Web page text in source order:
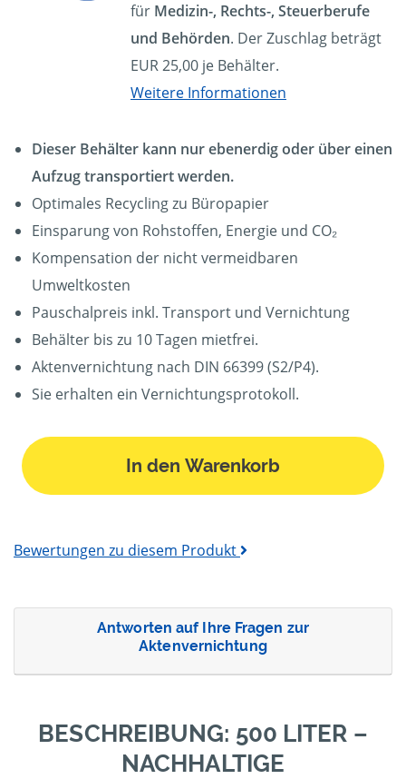
für Medizin-, Rechts-, Steuerberufe
und Behörden. Der Zuschlag beträgt
EUR 25,00 je Behälter.
Weitere Informationen
Dieser Behälter kann nur ebenerdig oder über einen
Aufzug transportiert werden.
Optimales Recycling zu Büropapier
Einsparung von Rohstoffen, Energie und CO₂
Kompensation der nicht vermeidbaren
Umweltkosten
Pauschalpreis inkl. Transport und Vernichtung
Behälter bis zu 10 Tagen mietfrei.
Aktenvernichtung nach DIN 66399 (S2/P4).
Sie erhalten ein Vernichtungsprotokoll.
In den Warenkorb
Bewertungen zu diesem Produkt
Antworten auf Ihre Fragen zur
Aktenvernichtung
BESCHREIBUNG: 500 LITER –
NACHHALTIGE